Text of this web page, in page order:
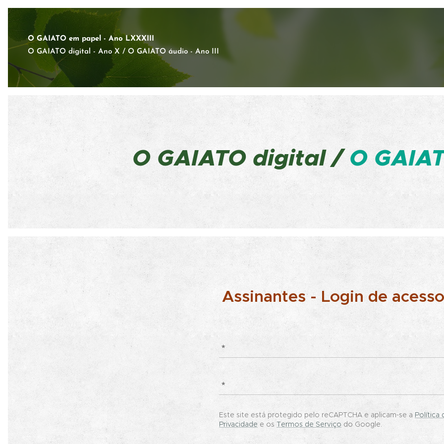
O GAIATO em papel - Ano LXXXIII
O GAIATO digital - Ano X / O GAIATO áudio - Ano III
O GAIATOdigital /O
Assinantes - Login de acesso
Este site está protegido pelo reCAPTCHA e aplicam-se a Política
Privacidade e os Termos de Serviço do Google.